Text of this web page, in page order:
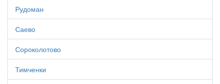
Рудоман
Саево
Сороколотово
Тимченки